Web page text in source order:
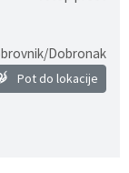
Dobronak
Pot do lokacije